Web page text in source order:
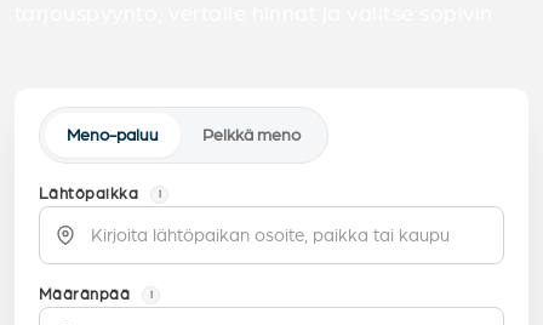
Meno-paluu Pelkkä meno
Lähtöpaikka i
Määränpää i